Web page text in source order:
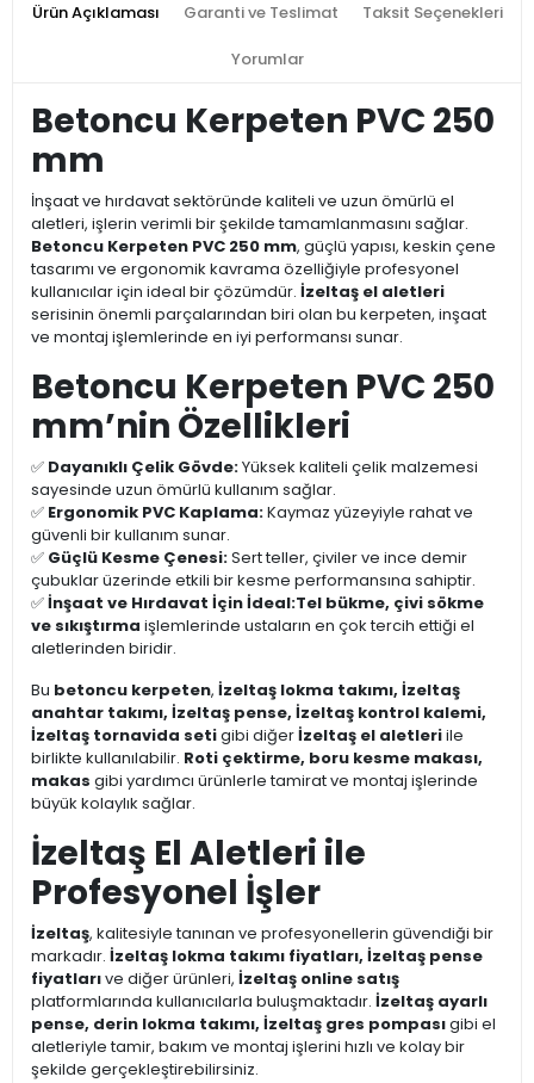
Ürün Açıklaması Garanti ve Teslimat Taksit Seçenekleri
Yorumlar
Betoncu Kerpeten PVC 250
mm
İnşaat ve hırdavat sektöründe kaliteli ve uzun ömürlü el
aletleri, işlerin verimli bir şekilde tamamlanmasını sağlar.
Betoncu Kerpeten PVC 250 mm, güçlü yapısı, keskin çene
tasarımı ve ergonomik kavrama özelliğiyle profesyonel
kullanıcılar için ideal bir çözümdür. İzeltaş el aletleri
serisinin önemli parçalarından biri olan bu kerpeten, inşaat
ve montaj işlemlerinde en iyi performansı sunar.
Betoncu Kerpeten PVC 250
mm’nin Özellikleri
✅ Dayanıklı Çelik Gövde:Yüksek kaliteli çelik malzemesi
sayesinde uzun ömürlü kullanım sağlar.
✅ Ergonomik PVC Kaplama:Kaymaz yüzeyiyle rahat ve
güvenli bir kullanım sunar.
✅ Güçlü Kesme Çenesi:Sert teller, çiviler ve ince demir
çubuklar üzerinde etkili bir kesme performansına sahiptir.
✅İnşaat ve Hırdavat İçin İdeal:Tel bükme, çivi sökme
ve sıkıştırma işlemlerinde ustaların en çok tercih ettiği el
aletlerinden biridir.
Bu betoncu kerpeten, İzeltaş lokma takımı, İzeltaş
anahtar takımı, İzeltaş pense, İzeltaş kontrol kalemi,
İzeltaş tornavida setigibi diğerİzeltaş el aletleriile
birlikte kullanılabilir. Roti çektirme, boru kesme makası,
makas gibi yardımcı ürünlerle tamirat ve montaj işlerinde
büyük kolaylık sağlar.
İzeltaş El Aletleri ile
Profesyonel İşler
İzeltaş, kalitesiyle tanınan ve profesyonellerin güvendiği bir
markadır. İzeltaş lokma takımı fiyatları, İzeltaş pense
fiyatlarıve diğer ürünleri, İzeltaş online satış
platformlarında kullanıcılarla buluşmaktadır. İzeltaş ayarlı
pense, derin lokma takımı, İzeltaş gres pompasıgibi el
aletleriyle tamir, bakım ve montaj işlerini hızlı ve kolay bir
şekilde gerçekleştirebilirsiniz.